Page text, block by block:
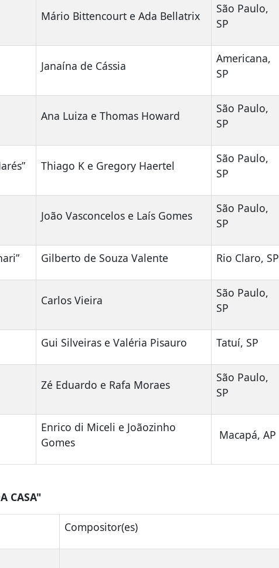
Mário Bittencourt e Ada Bellatrix
São Paulo,
SP
Janaína de Cássia
Americana,
SP
Ana Luiza e Thomas Howard
São Paulo,
SP
Thiago K e Gregory Haertel
São Paulo,
SP
João Vasconcelos e Laís Gomes
São Paulo,
SP
Gilberto de Souza Valente Rio Claro, SP
Carlos Vieira
São Paulo,
SP
Gui Silveiras e Valéria Pisauro Tatuí, SP
Zé Eduardo e Rafa Moraes
São Paulo,
SP
Enrico di Miceli e Joãozinho
Gomes
Macapá, AP
CASA"
Compositor(es)